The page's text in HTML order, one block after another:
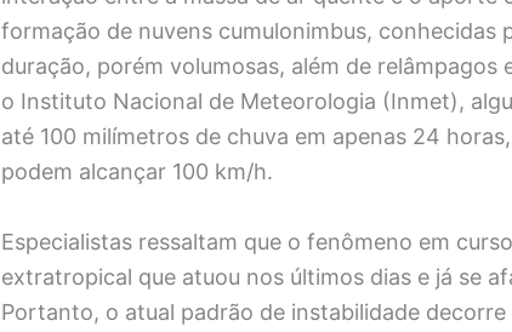
formação de nuvens cumulonimbus, conhecidas
duração, porém volumosas, além de relâmpagos
o Instituto Nacional de Meteorologia (Inmet),
até 100 milímetros de chuva em apenas 24
podem alcançar 100 km/h.
Especialistas ressaltam que o fenômeno em
extratropical que atuou nos últimos dias e já se
Portanto, o atual padrão de instabilidade